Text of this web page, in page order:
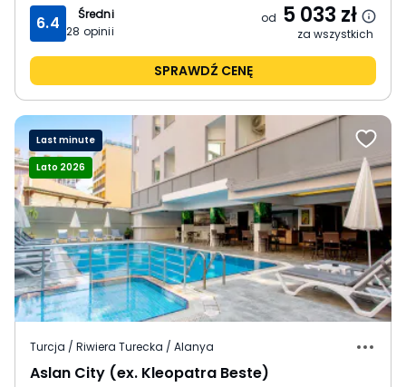
6.4
Średni
28 opinii
od 5 033 zł
za wszystkich
SPRAWDŹ CENĘ
Last minute
Lato 2026
Turcja / Riwiera Turecka / Alanya
Aslan City (ex. Kleopatra Beste)